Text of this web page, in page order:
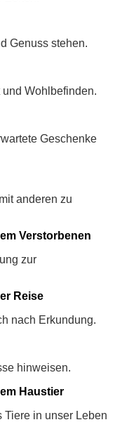
Genuss stehen.
Wohlbefinden.
Geschenke
anderen zu
Verstorbenen
zur
Reise
nach Erkundung.
hinweisen.
Haustier
Tiere in unser Leben